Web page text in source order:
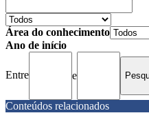
Área do conhecimento
Ano de início
Entre e
Conteúdos relacionados